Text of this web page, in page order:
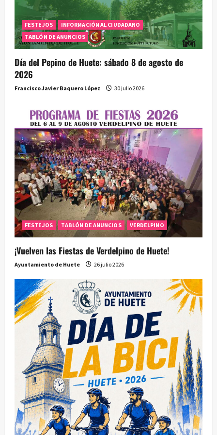
a
s
FESTEJOS
INFORMACIÓN AL CIUDADANO
TABLÓN DE ANUNCIOS
Día del Pepino de Huete: sábado 8 de agosto de
2026
Francisco Javier Baquero López 30 julio 2026
FESTEJOS TABLÓN DE ANUNCIOS VERDELPINO
¡Vuelven las Fiestas de Verdelpino de Huete!
Ayuntamiento de Huete 26 julio 2026